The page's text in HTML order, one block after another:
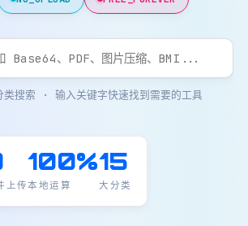
类搜索 · 输入关键字快速找到需要的工具
上传
100%
本地运算
15
大分类